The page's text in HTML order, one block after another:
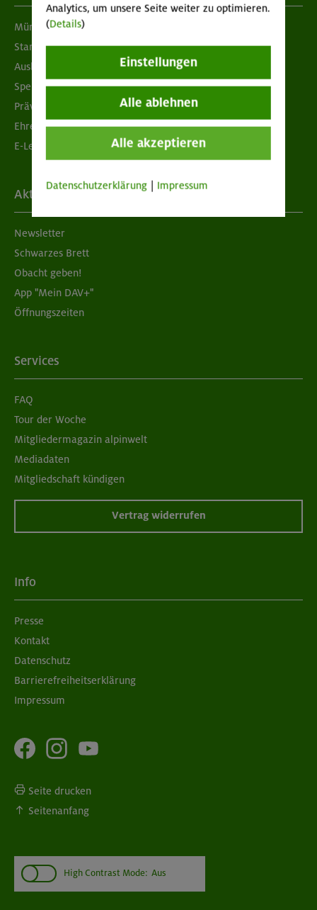
München & Oberland
Standorte
Ausbildung & Jobs
Spenden
Prävention sexualisierter Gewalt
Ehrenamtsbörse
E-Learning
Aktuelles
Newsletter
Schwarzes Brett
Obacht geben!
App "Mein DAV+"
Öffnungszeiten
Services
FAQ
Tour der Woche
Mitgliedermagazin alpinwelt
Mediadaten
Mitgliedschaft kündigen
Vertrag widerrufen
Info
Presse
Kontakt
Datenschutz
Barrierefreiheitserklärung
Impressum
Seite drucken
Seitenanfang
High Contrast Mode: Aus
Analytics, um unsere Seite weiter zu optimieren.
(Details)
Einstellungen
Alle ablehnen
Alle akzeptieren
Datenschutzerklärung Impressum